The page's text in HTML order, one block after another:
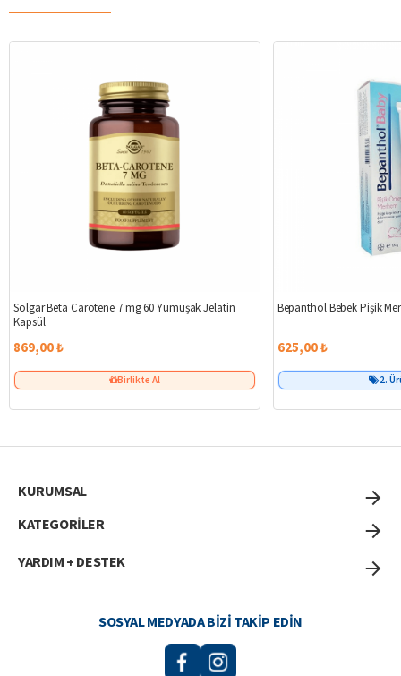
Solgar Beta Carotene 7 mg 60 Yumuşak Jelatin
Kapsül
869,00 ₺
Birlikte Al
Bepanthol Bebek Pişik
625,00 ₺
2.
KURUMSAL
KATEGORİLER
YARDIM + DESTEK
SOSYAL MEDYADA BIZI TAKIP EDIN